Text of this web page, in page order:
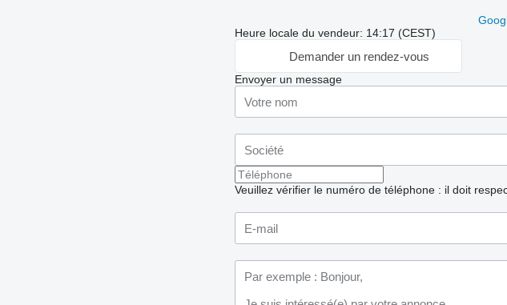
Heure locale du vendeur: 14:17 (CEST)
Demander un rendez-vous
Envoyer un message
Veuillez vérifier le numéro de téléphone : il doit